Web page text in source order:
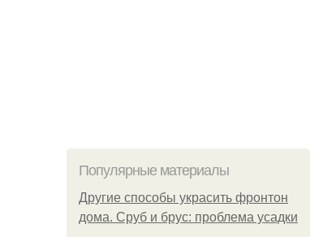
Популярные материалы
Другие способы украсить фронтон
дома. Сруб и брус: проблема усадки